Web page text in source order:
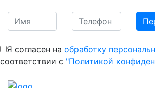
Я согласен на обработку
соответствии с "Политикой